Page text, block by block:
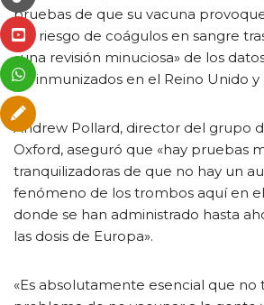
pruebas de que su vacuna
del riesgo de coágulos en sangre
«una revisión minuciosa» de los
los inmunizados en el Reino Unido y
Andrew Pollard, director del grupo
Oxford, aseguró que «hay pruebas
tranquilizadoras de que no hay un
fenómeno de los trombos aquí en
donde se han administrado hasta
las dosis de Europa».
«Es absolutamente esencial que no